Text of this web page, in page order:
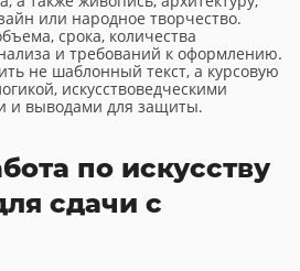
или народное творчество.
срока, количества
и требований к оформлению.
не шаблонный текст, а курсовую
искусствоведческими
и выводами для защиты.
по искусству
сдачи с